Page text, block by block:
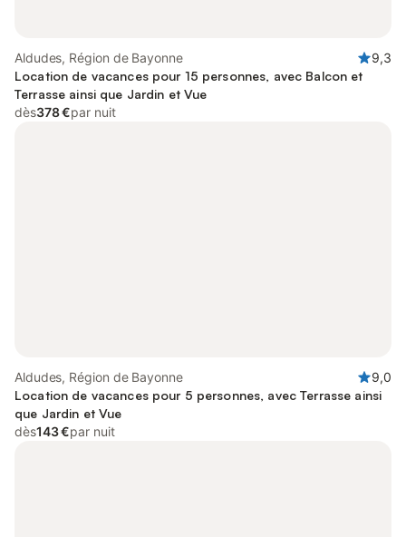
Aldudes, Région de Bayonne
9,3
Location de vacances pour 15 personnes, avec Balcon et
Terrasse ainsi que Jardin et Vue
dès378 €par nuit
Aldudes, Région de Bayonne
9,0
Location de vacances pour 5 personnes, avec Terrasse ainsi
que Jardin et Vue
dès143 €par nuit